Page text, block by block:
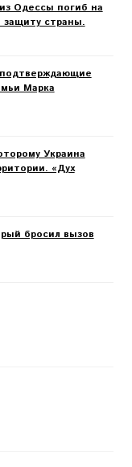
Одессы погиб на
страны.
Марка
Украина
«Дух
бросил вызов